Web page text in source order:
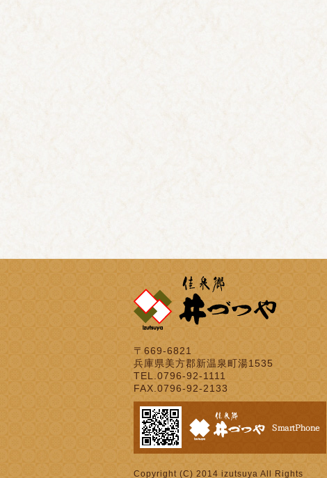
〒669-6821
兵庫県美方郡新温泉町湯1535
TEL.0796-92-1111
FAX.0796-92-2133
Copyright (C) 2014 izutsuya All Rights